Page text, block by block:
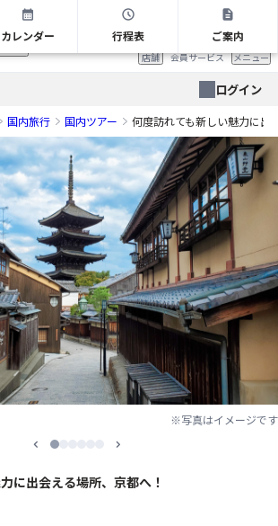
出会える場所、京都へ！京都 2日間
店舗 会員サービス メニュー
ログイン
国内旅行 国内ツアー 何度訪れても新しい魅力に出
※写真はイメージです
に出会える場所、京都へ！
カレンダー 行程表 ご案内